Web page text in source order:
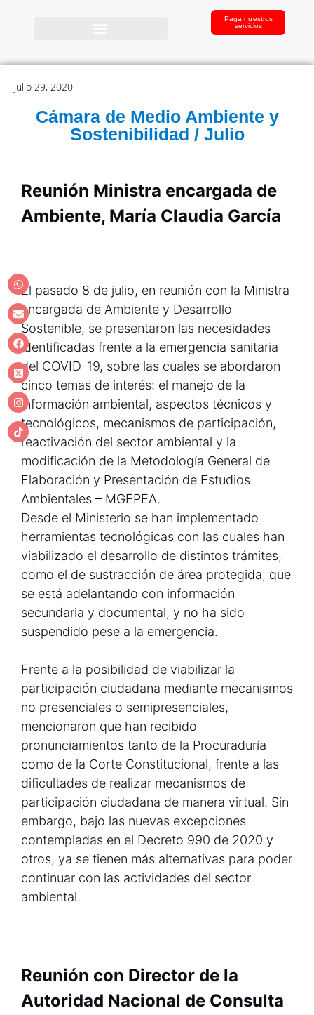
Paga nuestros
servicios
julio 29, 2020
Cámara de Medio Ambiente y
Sostenibilidad / Julio
Reunión Ministra encargada de
Ambiente, María Claudia García
El pasado 8 de julio, en reunión con la Ministra
encargada de Ambiente y Desarrollo
Sostenible, se presentaron las necesidades
identificadas frente a la emergencia sanitaria
del COVID-19, sobre las cuales se abordaron
cinco temas de interés: el manejo de la
información ambiental, aspectos técnicos y
tecnológicos, mecanismos de participación,
reactivación del sector ambiental y la
modificación de la Metodología General de
Elaboración y Presentación de Estudios
Ambientales – MGEPEA.
Desde el Ministerio se han implementado
herramientas tecnológicas con las cuales han
viabilizado el desarrollo de distintos trámites,
como el de sustracción de área protegida, que
se está adelantando con información
secundaria y documental, y no ha sido
suspendido pese a la emergencia.
Frente a la posibilidad de viabilizar la
participación ciudadana mediante mecanismos
no presenciales o semipresenciales,
mencionaron que han recibido
pronunciamientos tanto de la Procuraduría
como de la Corte Constitucional, frente a las
dificultades de realizar mecanismos de
participación ciudadana de manera virtual. Sin
embargo, bajo las nuevas excepciones
contempladas en el Decreto 990 de 2020 y
otros, ya se tienen más alternativas para poder
continuar con las actividades del sector
ambiental.
Reunión con Director de la
Autoridad Nacional de Consulta